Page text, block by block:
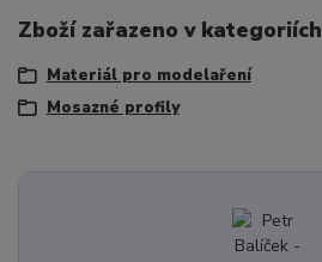
Zboží zařazeno v kategoriích
Materiál pro modelaření
Mosazné profily